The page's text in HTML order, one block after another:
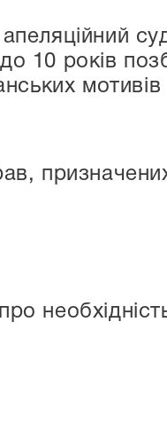
апеляційний
10 років
мотивів